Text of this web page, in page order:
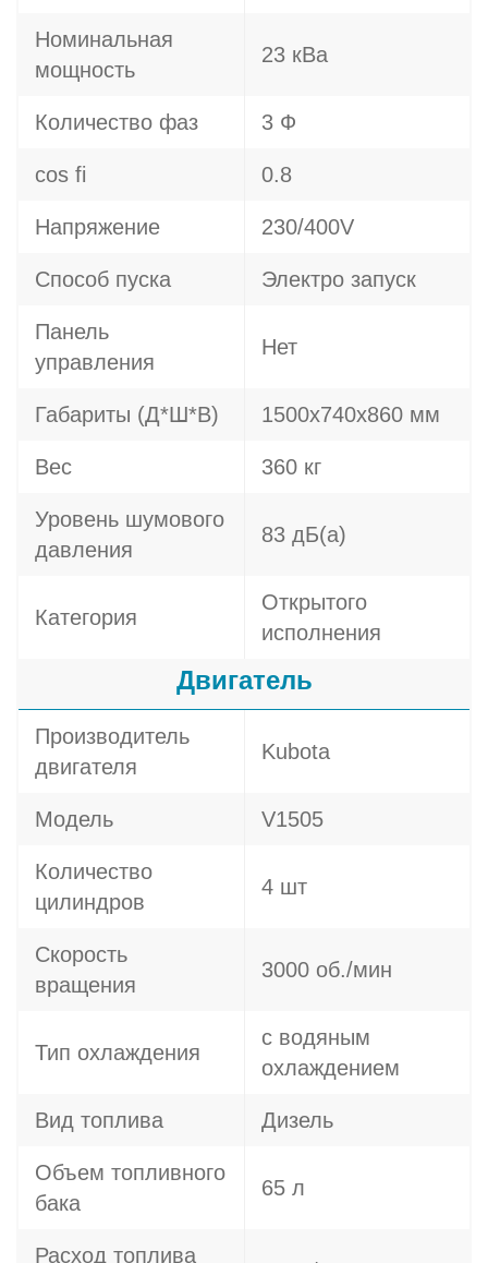
Номинальная
мощность
23 кВа
Количество фаз 3 Ф
cos fi 0.8
Напряжение 230/400V
Способ пуска Электро запуск
Панель
управления
Нет
Габариты (Д*Ш*В) 1500х740х860 мм
Вес 360 кг
Уровень шумового
давления
83 дБ(а)
Категория
Открытого
исполнения
Двигатель
Производитель
двигателя
Kubota
Модель V1505
Количество
цилиндров
4 шт
Скорость
вращения
3000 об./мин
Тип охлаждения
с водяным
охлаждением
Вид топлива Дизель
Объем топливного
бака
65 л
Расход топлива